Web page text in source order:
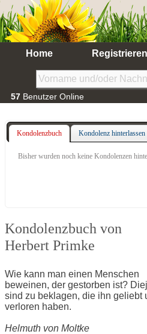
Home
57 Benutzer Online
Kondolenzbuch Kondolenz hinterlassen
Bisher wurden noch keine Kondolenzen
Kondolenzbuch von
Herbert Primke
Wie kann man einen Menschen
beweinen, der gestorben ist?
sind zu beklagen, die ihn geliebt
verloren haben.
Helmuth von Moltke